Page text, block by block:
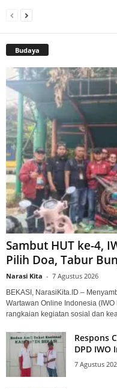
Budaya
Sambut HUT ke-4,
Pilih Doa, Tabur
Narasi Kita - 7 Agustus 2026
BEKASI, NarasiKita.ID –
Wartawan Online Indonesia
rangkaian kegiatan sosial dan
Respons
DPD IWO
7 Agustus